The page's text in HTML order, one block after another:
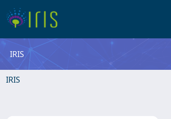
IRIS
IRIS